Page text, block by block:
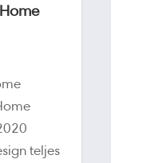
teljes